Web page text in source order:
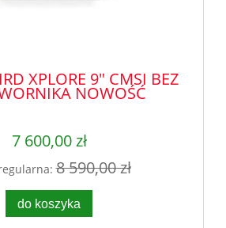
XPLORE 9" CMSI BEZ
NOWOŚĆ
7 600,00 zł
8 590,00 zł
do koszyka